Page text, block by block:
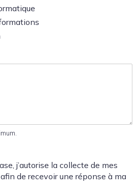
j’autorise la collecte de mes
de recevoir une réponse à ma